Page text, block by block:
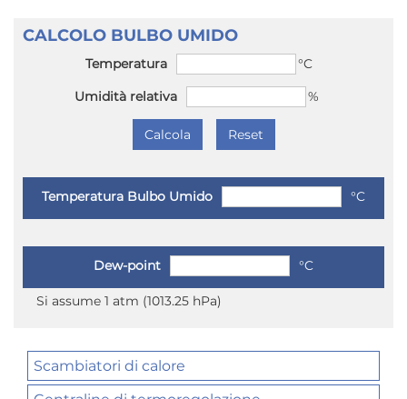
CALCOLO BULBO UMIDO
Temperatura
°C
Umidità relativa
%
Temperatura Bulbo Umido °C
Dew-point °C
Si assume 1 atm (1013.25 hPa)
Scambiatori di calore